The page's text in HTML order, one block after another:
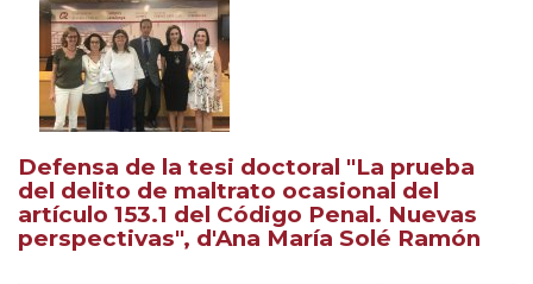
Defensa de la tesi doctoral "La prueba
del delito de maltrato ocasional del
artículo 153.1 del Código Penal. Nuevas
perspectivas", d'Ana María Solé Ramón